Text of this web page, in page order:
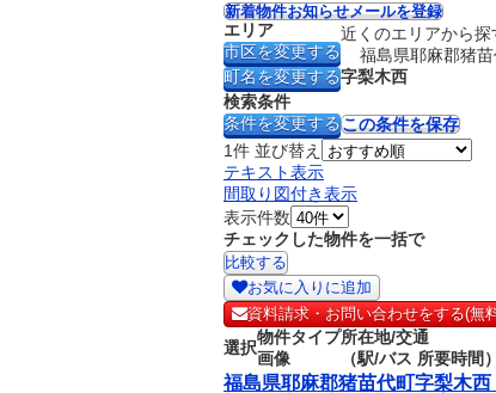
エリア
近くのエリアから探
福島県耶麻郡猪苗
字梨木西
市区を変更する
町名を変更する
検索条件
この条件を保存
条件を変更する
1件 並び替え
テキスト表示
間取り図付き表示
表示件数
チェックした物件を一括で
お気に入りに追加
資料請求・お問い合わせをする(無
選択
物件タイプ
画像
所在地/交通
（駅/バス 所要時間）
福島県耶麻郡猪苗代町字梨木